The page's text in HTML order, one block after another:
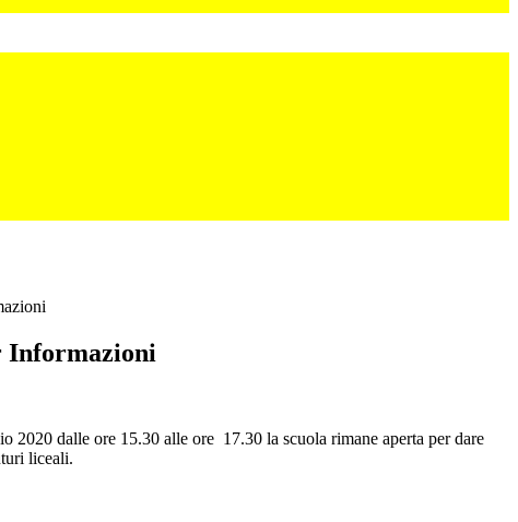
Informazioni
2020 dalle ore 15.30 alle ore 17.30 la scuola rimane aperta per dare
liceali.